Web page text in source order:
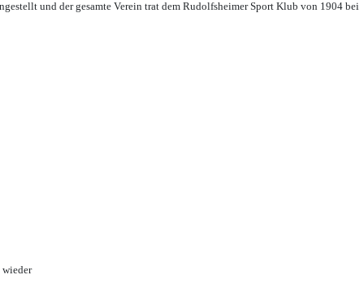
und der gesamte Verein trat dem Rudolfsheimer Sport Klub von 1904 bei
wieder